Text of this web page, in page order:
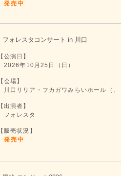
発売中
フォレスタコンサート in 川口
【公演日】
2026年10月25日（日）
【会場】
川口リリア・フカガワみらいホール（
【出演者】
フォレスタ
【販売状況】
発売中